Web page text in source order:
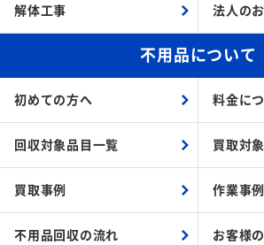
解体工事 法人の
不用品について
初めての方へ 料金に
回収対象品目一覧 買取対
買取事例 作業事例
不用品回収の流れ お客様